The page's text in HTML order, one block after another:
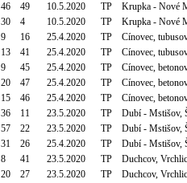
46 49 10.5.2020 TP
Krupka - Nové
30 4 10.5.2020 TP
Krupka - Nové
9 16 25.4.2020 TP
Cínovec,
13 41 25.4.2020 TP
Cínovec,
9 45 25.4.2020 TP
Cínovec,
20 47 25.4.2020 TP
Cínovec,
15 46 25.4.2020 TP
Cínovec,
36 11 23.5.2020 TP
Dubí - Mstišov,
57 22 23.5.2020 TP
Dubí - Mstišov,
31 26 25.4.2020 TP
Dubí - Mstišov,
8 41 23.5.2020 TP
Duchcov,
20 27 23.5.2020 TP
Duchcov,